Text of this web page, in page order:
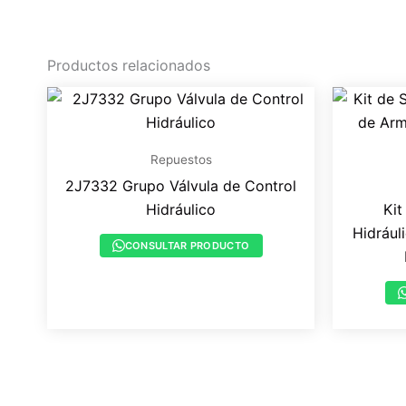
Productos relacionados
Repuestos
2J7332 Grupo Válvula de Control
Hidráulico
CONSULTAR PRODUCTO
Kit